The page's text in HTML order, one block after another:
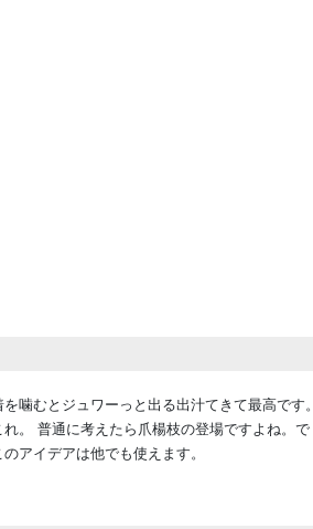
噛むとジュワーっと出る出汁てきて最高です。
。 普通に考えたら爪楊枝の登場ですよね。で
アイデアは他でも使えます。